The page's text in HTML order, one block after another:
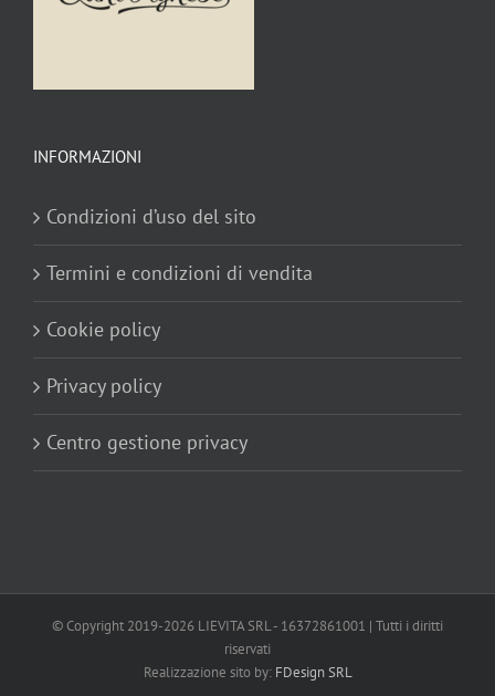
INFORMAZIONI
Condizioni d’uso del sito
Termini e condizioni di vendita
Cookie policy
Privacy policy
Centro gestione privacy
© Copyright 2019-2026 LIEVITA SRL - 16372861001 | Tutti i diritti
riservati
Realizzazione sito by: FDesign SRL